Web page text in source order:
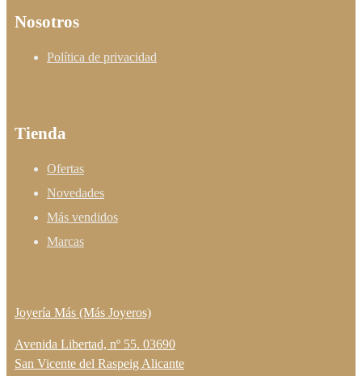
Nosotros
Política de privacidad
Tienda
Ofertas
Novedades
Más vendidos
Marcas
Joyería Más (Más Joyeros)
Avenida Libertad, nº 55. 03690
San Vicente del Raspeig Alicante